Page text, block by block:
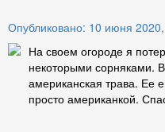
Опубликовано: 10 июня
На своем огороде я
некоторыми сорняками.
американская трава. Ее
просто американкой.